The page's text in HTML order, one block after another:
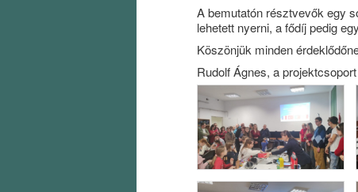
A bemutatón résztvevők egy
lehetett nyerni, a fődíj pedig
Köszönjük minden
Rudolf Ágnes, a